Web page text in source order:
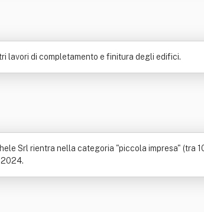
lavori di completamento e finitura degli edifici.
Srl rientra nella categoria "piccola impresa" (tra
2024.